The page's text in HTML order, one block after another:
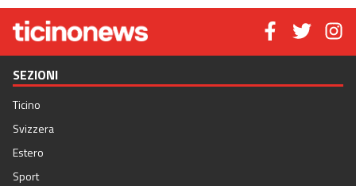
SEZIONI
Ticino
Svizzera
Estero
Sport